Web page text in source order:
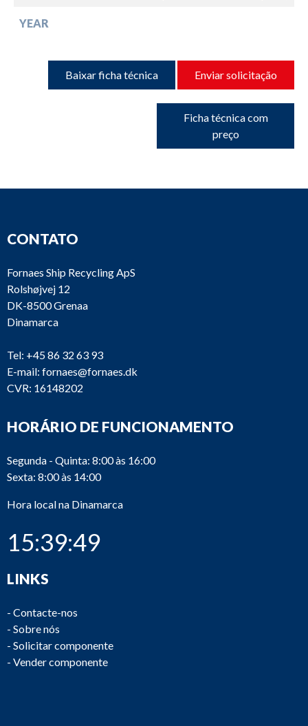
YEAR
Baixar ficha técnica Enviar solicitação
Ficha técnica com
preço
CONTATO
Fornaes Ship Recycling ApS
Rolshøjvej 12
DK-8500 Grenaa
Dinamarca
Tel: +45 86 32 63 93
E-mail: fornaes@fornaes.dk
CVR: 16148202
HORÁRIO DE FUNCIONAMENTO
Segunda - Quinta: 8:00 às 16:00
Sexta: 8:00 às 14:00
Hora local na Dinamarca
15:39:49
LINKS
- Contacte-nos
- Sobre nós
- Solicitar componente
- Vender componente